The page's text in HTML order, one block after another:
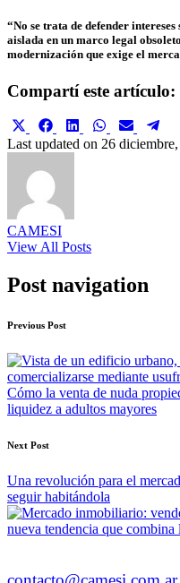
“No se trata de defender
aislada en un marco legal
modernización que exige el
Compartí este artículo:
Share
on
(Twitter)
Share
on
Share
on
Share
on
Share
on on
Last updated on 26
CAMESI
View All Posts
Post navigation
Previous Post
Cómo la venta de nuda
liquidez a adultos mayores
Next Post
Una revolución para el
seguir habitándola